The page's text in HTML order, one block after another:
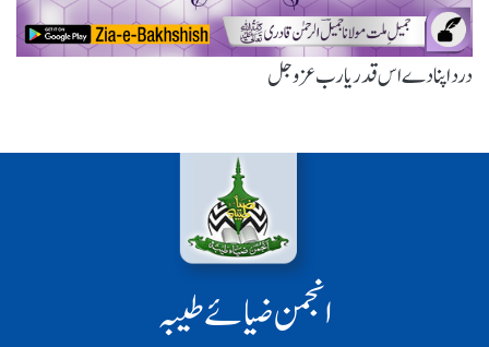
درد اپنا دے اس قدر یارب عزوجل
انجمن ضیائے طیبہ